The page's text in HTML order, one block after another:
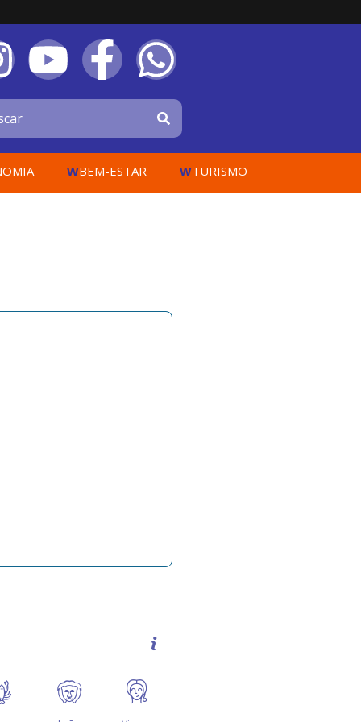
WBEM-ESTAR WTURISMO